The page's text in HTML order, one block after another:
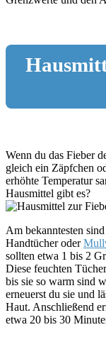
Wenn du das Fieber
gleich ein Zäpfchen
erhöhte Temperatur
Hausmittel gibt es?
Am bekanntesten
Handtücher oder
sollten etwa 1 bis 2
Diese feuchten
bis sie so warm sind
erneuerst du sie und
Haut. Anschließend
etwa 20 bis 30